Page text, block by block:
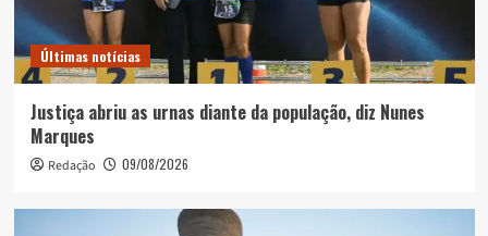
Últimas notícias
Justiça abriu as urnas diante da população, diz Nunes
Marques
Redação 09/08/2026